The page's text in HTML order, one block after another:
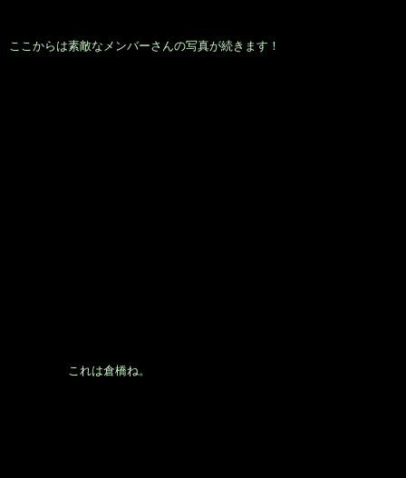
ここからは素敵なメンバーさんの写真が続きます！
これは倉橋ね。